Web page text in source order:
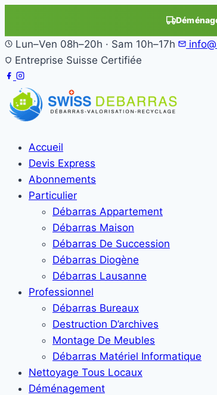
Lun–Ven 08h–20h · Sam 10h–17h
Entreprise Suisse Certifiée
Accueil
Devis Express
Abonnements
Particulier
Débarras Appartement
Débarras Maison
Débarras De Succession
Débarras Diogène
Débarras Lausanne
Professionnel
Débarras Bureaux
Destruction D’archives
Montage De Meubles
Débarras Matériel Informatique
Nettoyage Tous Locaux
Déménagement